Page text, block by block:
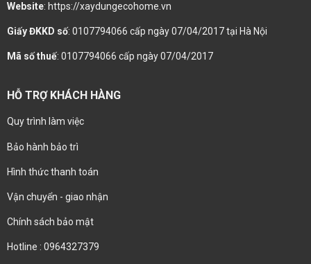
Website: https://xaydungecohome.vn
Giấy ĐKKD số: 0107794066 cấp ngày 07/04/2017 tại Hà Nội
Mã số thuế: 0107794066 cấp ngày 07/04/2017
HỖ TRỢ KHÁCH HÀNG
Quy trình làm việc
Bảo hành bảo trì
Hình thức thanh toán
Vận chuyển - giao nhận
Chính sách bảo mật
Hotline : 0964327379